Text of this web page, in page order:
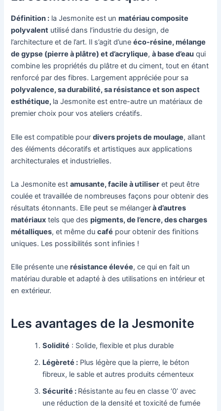
Définition : la Jesmonite est unmatériau composite
polyvalent utilisé dans l’industrie du design, de
l’architecture et de l’art. Il s’agit d’uneéco-résine, mélange
de gypse (pierre à plâtre) et d’acrylique,à base d’eau qui
combine les propriétés du plâtre et du ciment, tout en étant
renforcé par des fibres. Largement appréciée pour sa
polyvalence, sa durabilité, sa résistance et son aspect
esthétique, la Jesmonite est entre-autre un matériaux de
premier choix pour vos ateliers créatifs.
Elle est compatible pourdivers projets de moulage, allant
des éléments décoratifs et artistiques aux applications
architecturales et industrielles.
La Jesmonite estamusante, facile à utiliser et peut être
coulée et travaillée de nombreuses façons pour obtenir des
résultats étonnants. Elle peut se mélangerà d’autres
matériaux tels que despigments, de l’encre, des charges
métalliques, et même ducafé pour obtenir des finitions
uniques. Les possibilités sont infinies !
Elle présente unerésistance élevée, ce qui en fait un
matériau durable et adapté à des utilisations en intérieur et
en extérieur.
Les avantages de la Jesmonite
Solidité : Solide, flexible et plus durable
Légèreté : Plus légère que la pierre, le béton
fibreux, le sable et autres produits cémenteux
Sécurité : Résistante au feu en classe ‘0’ avec
une réduction de la densité et toxicité de fumée